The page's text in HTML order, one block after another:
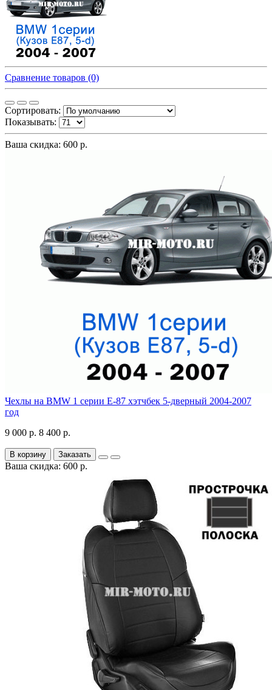
Сравнение товаров (0)
Сортировать:
Показывать:
Ваша скидка: 600 р.
Чехлы на BMW 1 серии Е-87 хэтчбек 5-дверный 2004-2007
год
9 000 р. 8 400 р.
В корзину Заказать
Ваша скидка: 600 р.